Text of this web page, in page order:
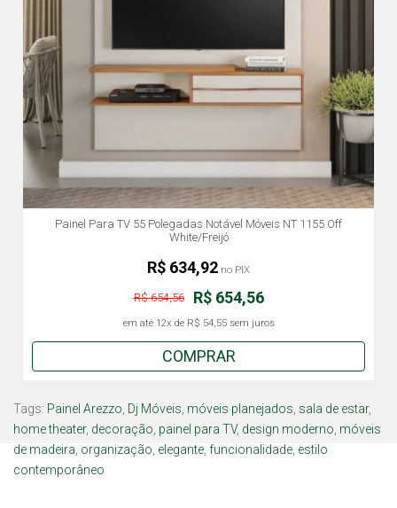
Painel Para TV 55 Polegadas Notável Móveis NT 1155 Off
White/Freijó
R$ 654,56
R$ 654,56
em até 12x de R$ 54,55sem juros
R$ 634,92 no PIX
COMPRAR
Tags: Painel Arezzo Dj Móveis móveis planejados sala de estar,
home theater, decoração painel para TV, design moderno móveis
de madeira organização elegante funcionalidade estilo
contemporâneo